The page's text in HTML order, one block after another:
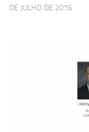
DE JULHO DE 2016